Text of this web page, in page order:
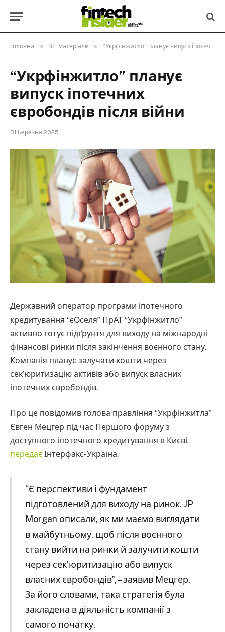
Головна » Всі матеріали » “Укрфінжитло” планує випуск іпотечних євробондів після війни
“Укрфінжитло” планує
випуск іпотечних
євробондів після війни
31 Березня 2025
Державний оператор програми іпотечного
кредитування “єОселя” ПрАТ “Укрфінжитло”
активно готує підґрунтя для виходу на міжнародні
фінансові ринки після закінчення воєнного стану.
Компанія планує залучати кошти через
сек’юритизацію активів або випуск власних
іпотечних євробондів.
Про це повідомив голова правління “Укрфінжитла”
Євген Мецгер під час Першого форуму з
доступного іпотечного кредитування в Києві,
передає Інтерфакс-Україна.
“Є перспективи і фундамент
підготовлений для виходу на ринок. JP
Morgan описали, як ми маємо виглядати
в майбутньому, щоб після воєнного
стану вийти на ринки й залучити кошти
через сек’юритизацію або випуск
власних євробондів”, – заявив Мецгер.
За його словами, така стратегія була
закладена в діяльність компанії з
самого початку.